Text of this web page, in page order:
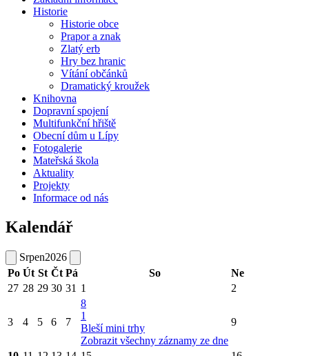
Historie
Historie obce
Prapor a znak
Zlatý erb
Hry bez hranic
Vítání občánků
Dramatický kroužek
Knihovna
Dopravní spojení
Multifunkční hřiště
Obecní dům u Lípy
Fotogalerie
Mateřská škola
Aktuality
Projekty
Informace od nás
Kalendář
Srpen2026
Po Út St Čt Pá So
Ne
27 28 29 30 31 1 2
3 4 5 6 7
8
1
Bleší mini trhy
Zobrazit všechny záznamy ze dne
9